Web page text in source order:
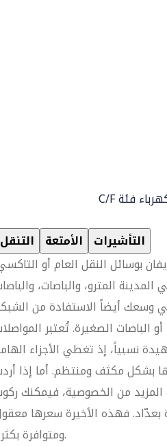
التنقل الأمتعة التأشيرات
بوسائل النقل العام أو
المترو، والباصات،
في وسعك أيضاً الاستفادة من
الباصات الصغيرة. تُعتبر
نسبياً، إذ تغطي الأجزاء
بشكل مكثف ومنتظم. أما إذا
المزيد من الخصوصية، فيمكنك
فهذه الأخيرة سعرها
ومتوافرة بكثرة.